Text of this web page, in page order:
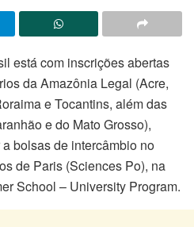
está com inscrições abertas
da Amazônia Legal (Acre,
e Tocantins, além das
e do Mato Grosso),
bolsas de intercâmbio no
de Paris (Sciences Po), na
School – University Program.